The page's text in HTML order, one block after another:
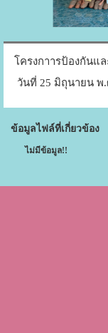
โครงกาารป้องกันแ
วันที่ 25 มิถุนายน พ
ข้อมูลไฟล์ที่เกี่ยวข้อง
ไม่มีข้อมูล!!